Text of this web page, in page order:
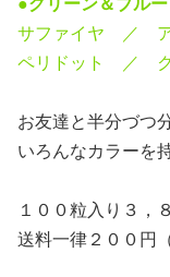
●グリーン＆ブルー
サファイヤ ／
ペリドット ／
お友達と半分づつ
いろんなカラーを
１００粒入り３，
送料一律２００円